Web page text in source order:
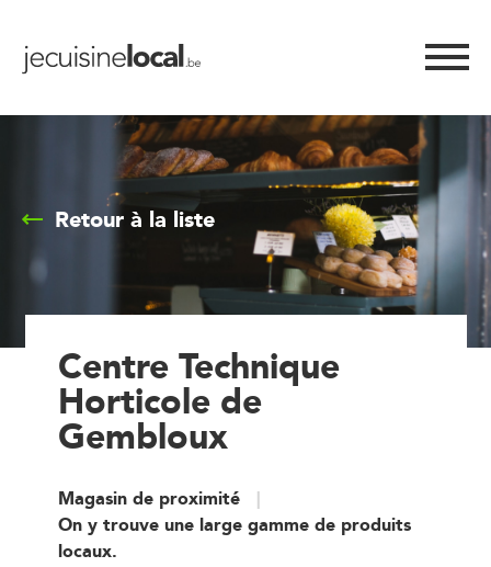
Retour à la liste
Centre Technique
Horticole de
Gembloux
Magasin de proximité
On y trouve une large gamme de produits
locaux.